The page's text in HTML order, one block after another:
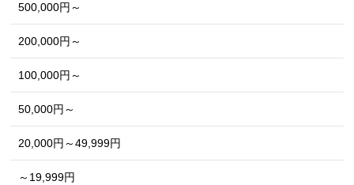
500,000円～
200,000円～
100,000円～
50,000円～
20,000円～49,999円
～19,999円